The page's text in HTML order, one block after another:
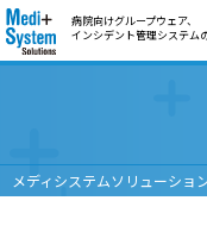
病院向けグループウェア、
インシデント管理システム
メディシステムソリューショ